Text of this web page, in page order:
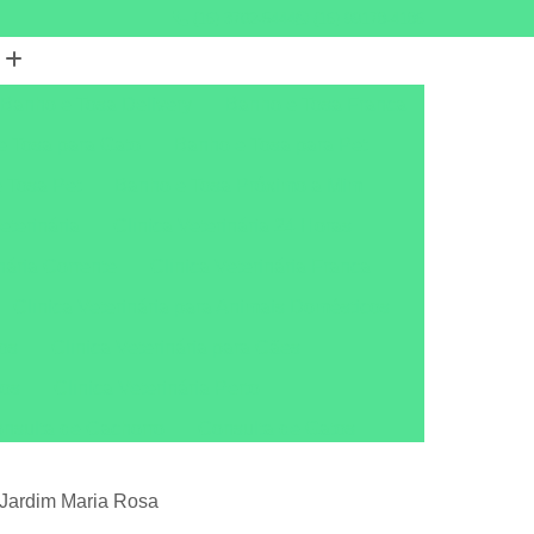
Corrente
Consulta Veterinária Franca
Maria Rosa